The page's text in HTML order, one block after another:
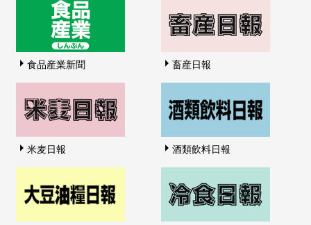
食品産業新聞 畜産日報
米麦日報 酒類飲料日報